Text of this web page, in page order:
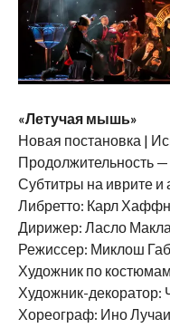
«Летучая мышь»
Новая постановка |
Продолжительность
Субтитры на иврите и
Либретто: Карл
Дирижер: Ласло
Режиссер: Миклош
Художник по
Художник-декоратор:
Хореограф: Ино Лучаи